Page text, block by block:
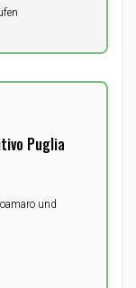
Puglia
und